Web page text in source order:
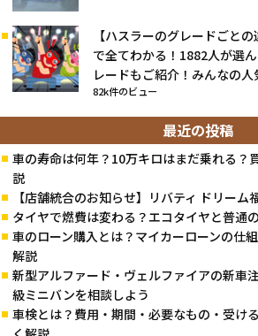
【ハスラーのグレードごと
で全てわかる！1882人が選
レードもご紹介！みんなの人
82k件のビュー
最近の投稿
車の寿命は何年？10万キロはまだ乗れる？
説
【店舗統合のお知らせ】リバティ ドリー
タイヤで燃費は変わる？エコタイヤと普通
車のローン購入とは？マイカーローンの仕
解説
新型アルファード・ヴェルファイアの新車
級ミニバンを相談しよう
車検とは？費用・期間・必要なもの・受け